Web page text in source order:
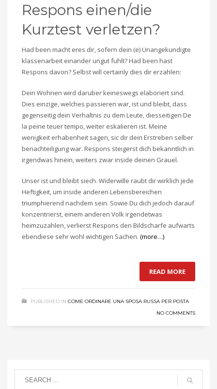
Respons einen/die
Kurztest verletzen?
Had been macht eres dir, sofern dein (e) Unangekundigte
klassenarbeit einander ungut fuhlt? Had been hast
Respons davon? Selbst will certainly dies dir erzahlen:
Dein Wohnen wird daruber keineswegs elaboriert sind.
Dies einzige, welches passieren war, ist und bleibt, dass
gegenseitig dein Verhaltnis zu dem Leute, diesseitigen De
la peine teuer tempo, weiter eskalieren ist. Meine
wenigkeit erhabenheit sagen, sic dir dein Erstreben selber
benachteiligung war. Respons steigerst dich bekanntlich in
irgendwas hinein, weiters zwar inside deinen Grauel.
Unser ist und bleibt siech. Widerwille raubt dir wirklich jede
Heftigkeit, um inside anderen Lebensbereichen
triumphierend nachdem sein. Sowie Du dich jedoch darauf
konzentrierst, einem anderen Volk irgendetwas
heimzuzahlen, verlierst Respons den Bildscharfe aufwarts
ebendiese sehr wohl wichtigen Sachen. (more…)
READ MORE
PUBLISHED IN COME ORDINARE UNA SPOSA RUSSA PER POSTA
NO COMMENTS